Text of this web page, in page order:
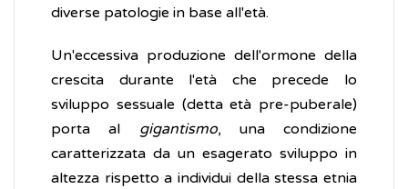
diverse patologie in base all'età.
Un'eccessiva produzione dell'ormone della
crescita durante l'età che precede lo
sviluppo sessuale (detta età pre-puberale)
porta al gigantismo, una condizione
caratterizzata da un esagerato sviluppo in
altezza rispetto a individui della stessa etnia